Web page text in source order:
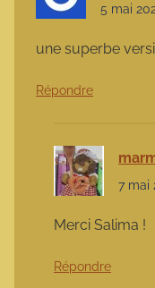
5 mai
une superbe
Répondre
7 mai
Merci Salima !
Répondre